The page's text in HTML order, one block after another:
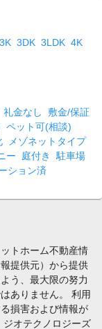
3K 3DK 3LDK 4K
礼金なし
敷金/保証
ペット可(相談)
メゾネットタイプ
ー 庭付き
駐車場
ション済
トホーム不動産情
提供元）から提供
う、最大限の努力
ありません。 利用
損害および情報が
オテクノロジーズ